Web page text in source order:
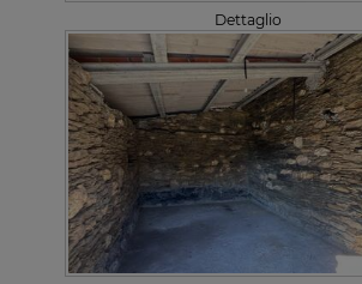
Dettaglio